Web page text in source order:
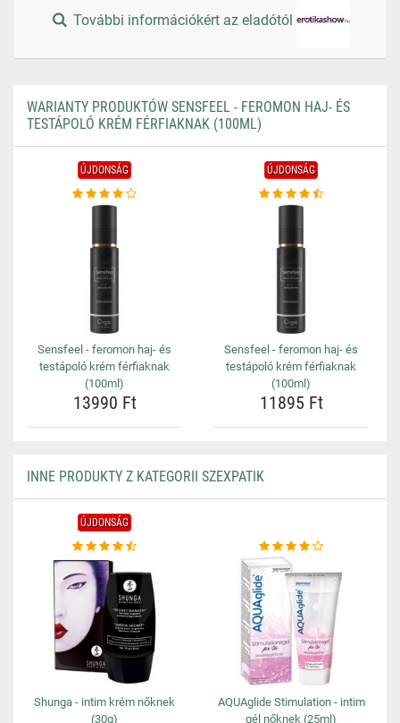
További információkért az eladótól
WARIANTY PRODUKTÓW SENSFEEL - FEROMON HAJ- ÉS
TESTÁPOLÓ KRÉM FÉRFIAKNAK (100ML)
ÚJDONSÁG
Sensfeel - feromon haj- és
testápoló krém férfiaknak
(100ml)
13990 Ft
ÚJDONSÁG
Sensfeel - feromon haj- és
testápoló krém férfiaknak
(100ml)
11895 Ft
INNE PRODUKTY Z KATEGORII SZEXPATIK
ÚJDONSÁG
Shunga - intim krém nőknek
(30g)
AQUAglide Stimulation - intim
gél nőknek (25ml)